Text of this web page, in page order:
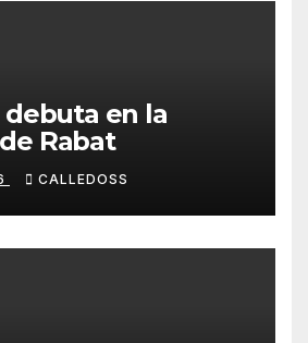
debuta en la
Rabat
CALLEDOSS